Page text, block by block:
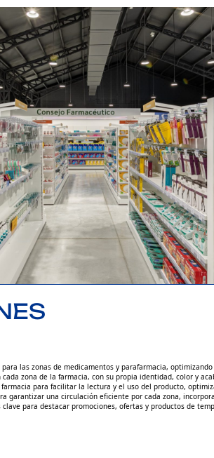
las zonas de medicamentos y parafarmacia,
zona de la farmacia, con su propia identidad, color y
para facilitar la lectura y el uso del producto,
garantizar una circulación eficiente por cada zona,
para destacar promociones, ofertas y productos de